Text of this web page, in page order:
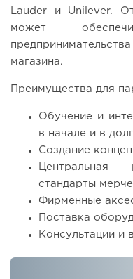
Lauder и Unilever.
может
магазина.
Преимущества для
Обучение и
в начале и в
Создание
стандарты
Фирменные
Поставка
Консультации и